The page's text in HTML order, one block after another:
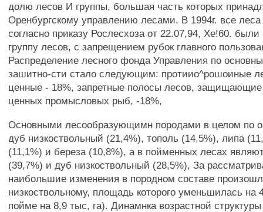
долю лесов И группы, большая часть которых
Оренбургскому управлению лесами. В 1994г. все
согласно приказу Рослесхоза от 22.07,94, Хе!60.
группу лесов, с запрещением рубок главного
Распределение лесного фонда Управления по
зашитно-сти стало следующим: протиио^рошоиные
ценные - 18%, запретные полосы лесов,
ценных промысловых рыб, -18%,
Основными лесообразующимн породами в целом по
дуб низкоствольный (21,4%), тополь (14,5%), липа
(11,1%) и береза (10,8%), а в пойменных лесах
(39,7%) и дуб низкоствольный (28,5%), За
наибольшие изменения в породном составе
низкоствольному, площадь которого уменьшилась на
пойме на 8,9 тыс, га). Динамнка возрастной